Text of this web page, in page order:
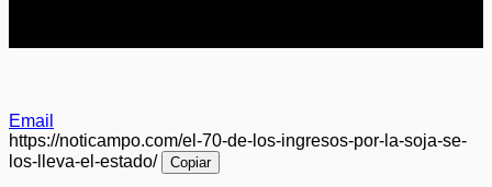
Email
https://noticampo.com/el-70-de-los-ingresos-por-la-soja-se-
los-lleva-el-estado/
Copiar